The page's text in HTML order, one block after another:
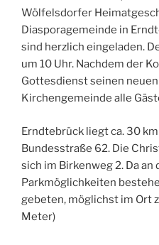
Wölfelsdorfer
Diasporagemeinde in
sind herzlich eingeladen.
um 10 Uhr. Nachdem der
Gottesdienst seinen
Kirchengemeinde alle
Erndtebrück liegt ca. 30
Bundesstraße 62. Die
sich im Birkenweg 2. Da
Parkmöglichkeiten
gebeten, möglichst im Ort
Meter)